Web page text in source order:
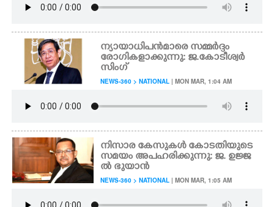
ന്യായാധിപൻമാരെ സമ്മർദ്ദം
രോഗികളാക്കുന്നു: ജ.കോടീശ്വർ
സിംഗ്
NEWS-360 > NATIONAL | MON MAR, 1:04 AM
നിസാര കേസുകൾ കോടതിയുടെ
സമയം അപഹരിക്കുന്നു: ജ. ഉജ്ജ
ൽ ഭുയാൻ
NEWS-360 > NATIONAL | MON MAR, 1:05 AM